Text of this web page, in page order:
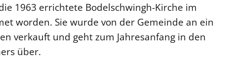
1963 errichtete Bodelschwingh-Kirche im
worden. Sie wurde von der Gemeinde an ein
verkauft und geht zum Jahresanfang in den
über.